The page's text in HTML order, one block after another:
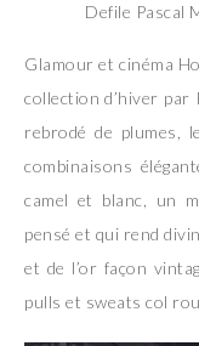
Defile Pascal
Glamour et cinéma
collection d’hiver par
rebrodé de plumes,
combinaisons
camel et blanc, un
pensé et qui rend
et de l’or façon
pulls et sweats col